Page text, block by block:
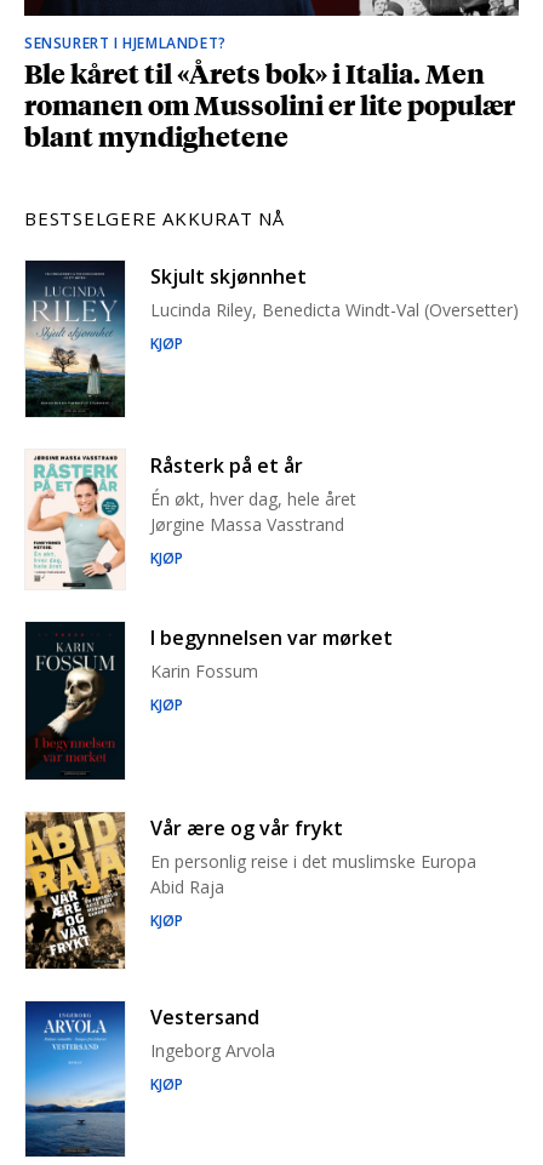
SENSURERT I HJEMLANDET?
Ble kåret til «Årets bok» i Italia. Men
romanen om Mussolini er lite populær
blant myndighetene
BESTSELGERE AKKURAT NÅ
Skjult skjønnhet
Lucinda Riley, Benedicta Windt-Val (Oversetter)
KJØP
Råsterk på et år
Én økt, hver dag, hele året
Jørgine Massa Vasstrand
KJØP
I begynnelsen var mørket
Karin Fossum
KJØP
Vår ære og vår frykt
En personlig reise i det muslimske Europa
Abid Raja
KJØP
Vestersand
Ingeborg Arvola
KJØP